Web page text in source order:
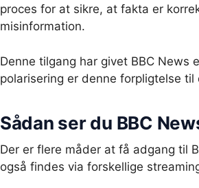
proces for at sikre, at fakta er
misinformation.
Denne tilgang har givet BBC
polarisering er denne forpligtelse
Sådan ser du BBC
Der er flere måder at få adgang til
også findes via forskellige